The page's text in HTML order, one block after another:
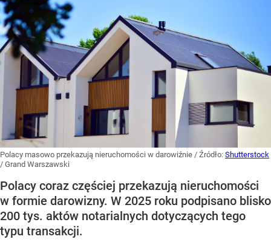
Polacy masowo przekazują nieruchomości w darowiźnie / Źródło: Shutterstock
/ Grand Warszawski
Polacy coraz częściej przekazują nieruchomości
w formie darowizny. W 2025 roku podpisano blisko
200 tys. aktów notarialnych dotyczących tego
typu transakcji.